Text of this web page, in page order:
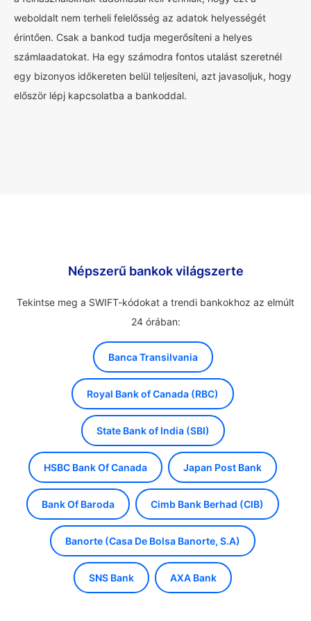
weboldalt nem terheli felelősség az adatok helyességét
érintően. Csak a bankod tudja megerősíteni a helyes
számlaadatokat. Ha egy számodra fontos utalást szeretnél
egy bizonyos időkereten belül teljesíteni, azt javasoljuk, hogy
először lépj kapcsolatba a bankoddal.
Népszerű bankok világszerte
Tekintse meg a SWIFT-kódokat a trendi bankokhoz az elmúlt
24 órában:
Banca Transilvania
Royal Bank of Canada (RBC)
State Bank of India (SBI)
HSBC Bank Of Canada Japan Post Bank
Bank Of Baroda Cimb Bank Berhad (CIB)
Banorte (Casa De Bolsa Banorte, S.A)
SNS Bank AXA Bank